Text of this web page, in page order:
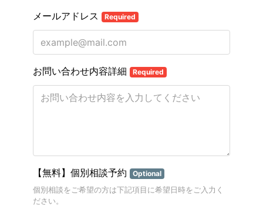
メールアドレス Required
お問い合わせ内容詳細 Required
【無料】個別相談予約 Optional
個別相談をご希望の方は下記項目に希望日時をご入力く
ださい。